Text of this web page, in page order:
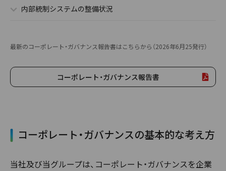
最新のコーポレート・ガバナンス報告書はこちらから（2026年6月25発行）
コーポレート・ガバナンス報告書
コーポレート・ガバナンスの基本的な考え方
当社及び当グループは、コーポレート・ガバナンスを企業
内部統制システムの整備状況